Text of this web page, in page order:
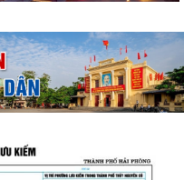
KIẾM TỔ CHỨC PHIÊN HỌP
HỌP THƯỜNG KỲ THÁNG 8
niêm yết công khai kết quả